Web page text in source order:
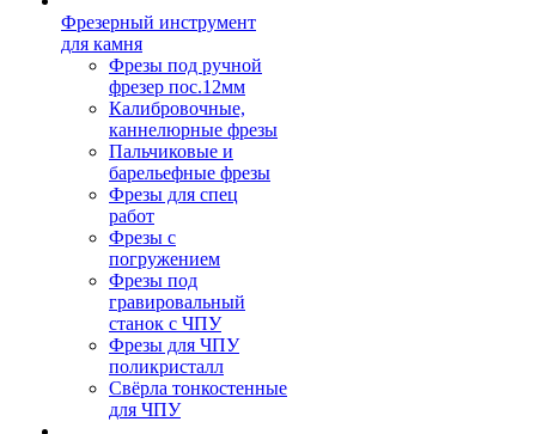
Фрезерный инструмент
для камня
Фрезы под ручной
фрезер пос.12мм
Калибровочные,
каннелюрные фрезы
Пальчиковые и
барельефные фрезы
Фрезы для спец
работ
Фрезы с
погружением
Фрезы под
гравировальный
станок с ЧПУ
Фрезы для ЧПУ
поликристалл
Свёрла тонкостенные
для ЧПУ